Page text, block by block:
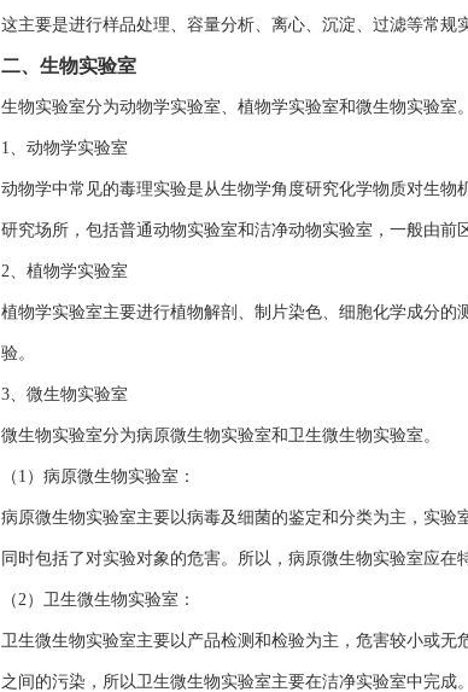
这主要是进行样品处理、容量分析、离心、沉淀、过滤等常规
二、生物实验室
生物实验室分为动物学实验室、植物学实验室和微生物实验室。
1、动物学实验室
动物学中常见的毒理实验是从生物学角度研究化学物质对生
研究场所，包括普通动物实验室和洁净动物实验室，一般由前
2、植物学实验室
植物学实验室主要进行植物解剖、制片染色、细胞化学成分
验。
3、微生物实验室
微生物实验室分为病原微生物实验室和卫生微生物实验室。
（1）病原微生物实验室：
病原微生物实验室主要以病毒及细菌的鉴定和分类为主，实验
同时包括了对实验对象的危害。所以，病原微生物实验室应在
（2）卫生微生物实验室：
卫生微生物实验室主要以产品检测和检验为主，危害较小或
之间的污染，所以卫生微生物实验室主要在洁净实验室中完成。